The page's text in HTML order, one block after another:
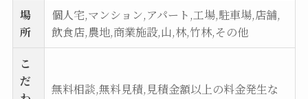
場
所
個人宅,マンション,アパート,工場,駐車場,店舗,
飲食店,農地,商業施設,山,林,竹林,その他
こ
だ
無料相談,無料見積,見積金額以上の料金発生な